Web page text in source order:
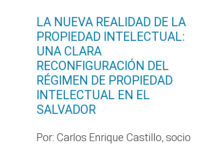
LA NUEVA REALIDAD DE LA
PROPIEDAD INTELECTUAL:
UNA CLARA
RECONFIGURACIÓN DEL
RÉGIMEN DE PROPIEDAD
INTELECTUAL EN EL
SALVADOR
Por: Carlos Enrique Castillo, socio